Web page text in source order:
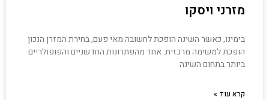
מזרני ויסקו
בימינו, כאשר השינה הופכת לחשובה מאי פעם, בחירת המזרן הנכון
הופכת למשימה מרכזית. אחד מהפתרונות החדשניים והפופולריים
ביותר בתחום השינה
קרא עוד »